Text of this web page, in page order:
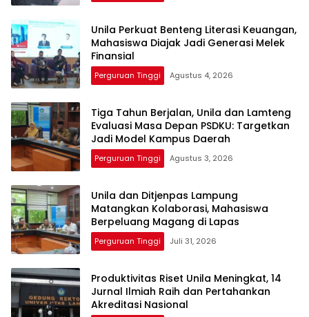
Unila Perkuat Benteng Literasi Keuangan,
Mahasiswa Diajak Jadi Generasi Melek
Finansial
Perguruan Tinggi Agustus 4, 2026
Tiga Tahun Berjalan, Unila dan Lamteng
Evaluasi Masa Depan PSDKU: Targetkan
Jadi Model Kampus Daerah
Perguruan Tinggi Agustus 3, 2026
Unila dan Ditjenpas Lampung
Matangkan Kolaborasi, Mahasiswa
Berpeluang Magang di Lapas
Perguruan Tinggi Juli 31, 2026
Produktivitas Riset Unila Meningkat, 14
Jurnal Ilmiah Raih dan Pertahankan
Akreditasi Nasional